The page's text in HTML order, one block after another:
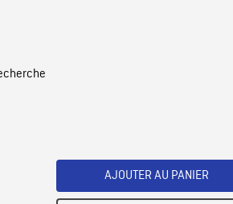
AJOUTER AU PANIER